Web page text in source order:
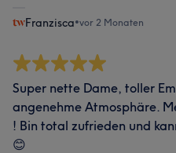
Franzisca•vor 2 Monaten
Super nette Dame, toller
angenehme Atmosphäre.
! Bin total zufrieden und
😊